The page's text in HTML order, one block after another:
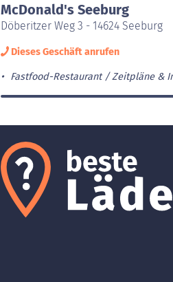
McDonald's Seeburg
Döberitzer Weg 3 - 14624 Seeburg
Dieses Geschäft anrufen
Fastfood-Restaurant Zeitpläne &